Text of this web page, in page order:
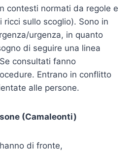
contesti normati da regole e
ricci sullo scoglio). Sono in
urgenza, in quanto
di seguire una linea
consultati fanno
Entrano in conflitto
alle persone.
(Camaleonti)
di fronte,